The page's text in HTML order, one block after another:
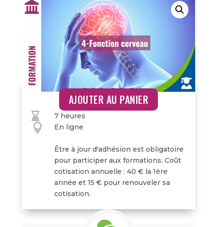
et certifiée ViP2A (inventaire
de personnalité).
299,00€
AJOUTER AU PANIER
 7 heures
 En ligne
Être à jour d'adhésion est obligatoire
pour participer aux formations. Coût
cotisation annuelle : 40 € la 1ère
année et 15 € pour renouveler sa
cotisation.